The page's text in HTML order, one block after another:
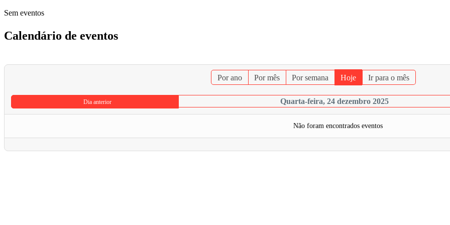
Sem eventos
Calendário de eventos
Por ano Por mês Por semana Hoje Ir para o mês
Dia anterior Quarta-feira, 24 dezembro 2025
Não foram encontrados eventos